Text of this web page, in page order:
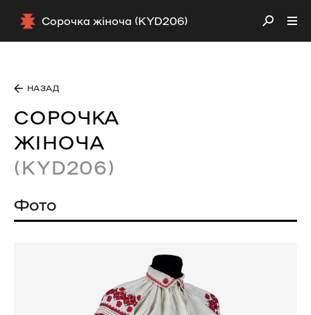
Сорочка жіноча (KYD206)
НАЗАД
СОРОЧКА
ЖІНОЧА
(KYD206)
Фото